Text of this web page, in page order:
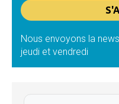
Nous envoyons la
jeudi et vendredi